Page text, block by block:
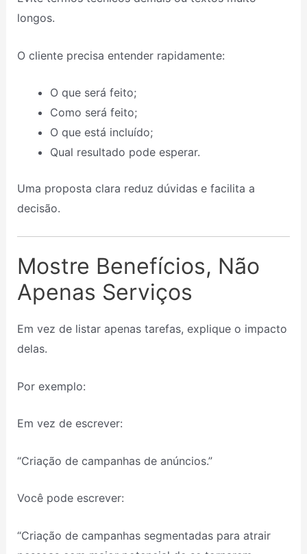
longos.
O cliente precisa entender rapidamente:
O que será feito;
Como será feito;
O que está incluído;
Qual resultado pode esperar.
Uma proposta clara reduz dúvidas e facilita a
decisão.
Mostre Benefícios, Não
Apenas Serviços
Em vez de listar apenas tarefas, explique o impacto
delas.
Por exemplo:
Em vez de escrever:
“Criação de campanhas de anúncios.”
Você pode escrever:
“Criação de campanhas segmentadas para atrair